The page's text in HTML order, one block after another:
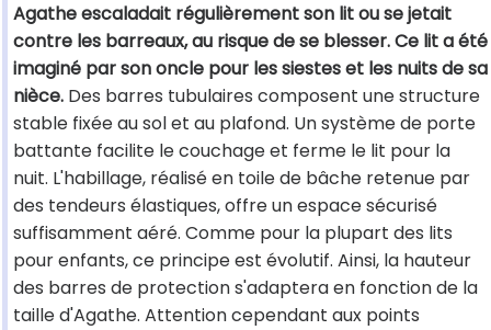
Agathe escaladait régulièrement son lit ou se jetait
contre les barreaux, au risque de se blesser. Ce lit a été
imaginé par son oncle pour les siestes et les nuits de sa
nièce. Des barres tubulaires composent une structure
stable fixée au sol et au plafond. Un système de porte
battante facilite le couchage et ferme le lit pour la
nuit. L'habillage, réalisé en toile de bâche retenue par
des tendeurs élastiques, offre un espace sécurisé
suffisamment aéré. Comme pour la plupart des lits
pour enfants, ce principe est évolutif. Ainsi, la hauteur
des barres de protection s'adaptera en fonction de la
taille d'Agathe. Attention cependant aux points